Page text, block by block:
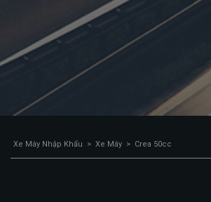
Xe Máy Nhập Khẩu > Xe Máy > Crea 50cc